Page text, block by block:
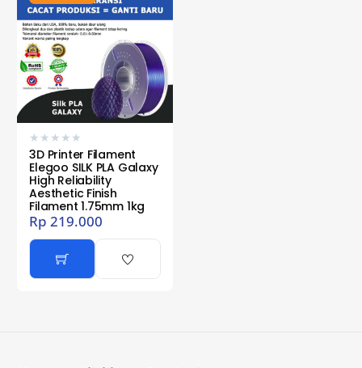
★ ★ ★ ★ ★
3D Printer Filament
Elegoo SILK PLA Galaxy
High Reliability
Aesthetic Finish
Filament 1.75mm 1kg
Rp 219.000